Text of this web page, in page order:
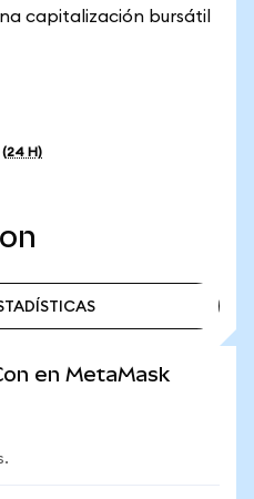
capitalización bursátil
(24 H)
en MetaMask